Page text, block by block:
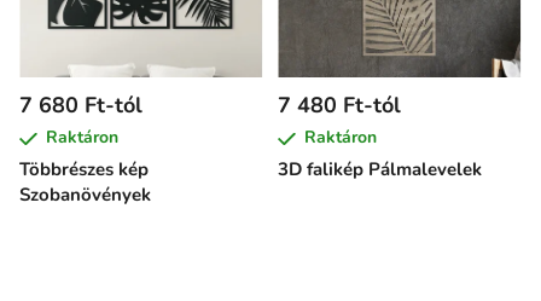
Többrészes kép
Szobanövények
7 680 Ft-tól
Raktáron
3D falikép Pálmalevelek
7 480 Ft-tól
Raktáron